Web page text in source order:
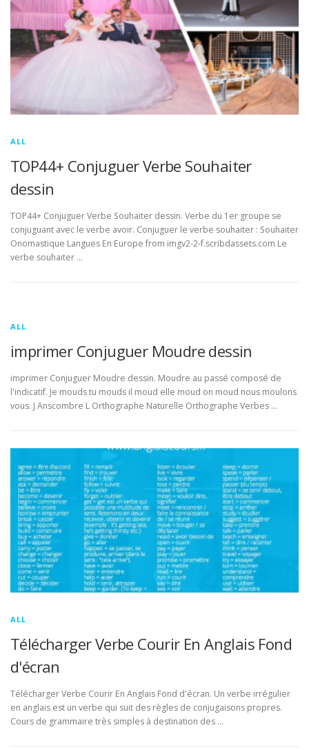
ALL
TOP44+ Conjuguer Verbe Souhaiter
dessin
TOP44+ Conjuguer Verbe Souhaiter dessin. Verbe du 1er groupe se
conjuguant avec le verbe avoir. Conjuguer le verbe souhaiter : Souhaiter
Onomastique Langues En Europe from imgv2-2-f.scribdassets.com Le
verbe souhaiter …
ALL
imprimer Conjuguer Moudre dessin
imprimer Conjuguer Moudre dessin. Moudre au passé composé de
l'indicatif. Je mouds tu mouds il moud elle moud on moud nous moulons
vous. J Anscombre L Orthographe Naturelle Orthographe Verbes …
ALL
Télécharger Verbe Courir En Anglais Fond
d'écran
Télécharger Verbe Courir En Anglais Fond d'écran. Un verbe irrégulier
en anglais est un verbe qui suit des règles de conjugaisons propres.
Cours de grammaire très simples à destination des …